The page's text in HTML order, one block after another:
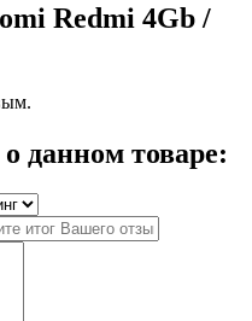
Redmi 4Gb /
данном товаре: